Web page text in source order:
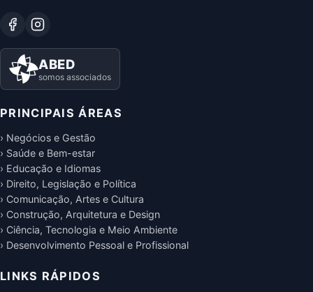
ABED
somos associados
PRINCIPAIS ÁREAS
› Negócios e Gestão
› Saúde e Bem-estar
› Educação e Idiomas
› Direito, Legislação e Política
› Comunicação, Artes e Cultura
› Construção, Arquitetura e Design
› Ciência, Tecnologia e Meio Ambiente
› Desenvolvimento Pessoal e Profissional
LINKS RÁPIDOS